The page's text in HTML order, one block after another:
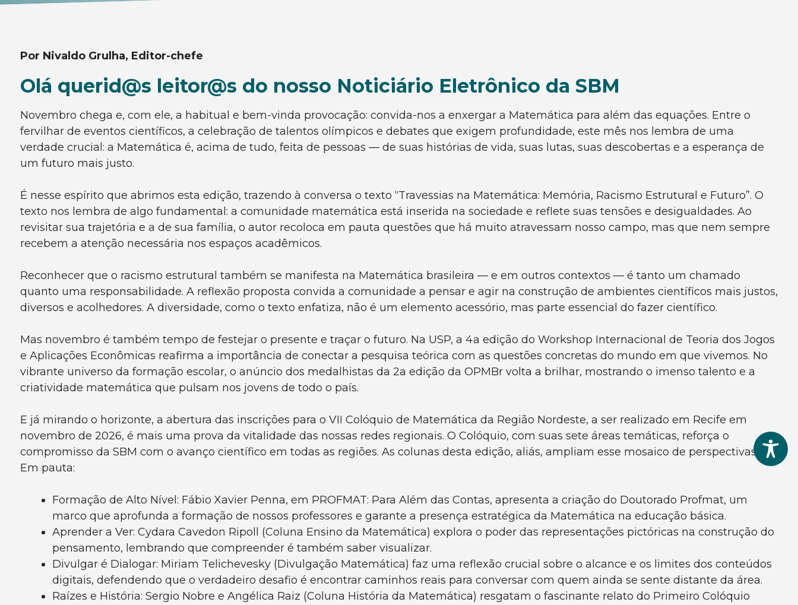
Por Nivaldo Grulha, Editor-chefe
Olá querid@s leitor@s do nosso Noticiário Eletrônico da SBM
Novembro chega e, com ele, a habitual e bem-vinda provocação: convida-nos a enxergar a Matemática para além das equações. Entre o
fervilhar de eventos científicos, a celebração de talentos olímpicos e debates que exigem profundidade, este mês nos lembra de uma
verdade crucial: a Matemática é, acima de tudo, feita de pessoas — de suas histórias de vida, suas lutas, suas descobertas e a esperança de
um futuro mais justo.
É nesse espírito que abrimos esta edição, trazendo à conversa o texto “Travessias na Matemática: Memória, Racismo Estrutural e Futuro”. O
texto nos lembra de algo fundamental: a comunidade matemática está inserida na sociedade e reflete suas tensões e desigualdades. Ao
revisitar sua trajetória e a de sua família, o autor recoloca em pauta questões que há muito atravessam nosso campo, mas que nem sempre
recebem a atenção necessária nos espaços acadêmicos.
Reconhecer que o racismo estrutural também se manifesta na Matemática brasileira — e em outros contextos — é tanto um chamado
quanto uma responsabilidade. A reflexão proposta convida a comunidade a pensar e agir na construção de ambientes científicos mais justos,
diversos e acolhedores. A diversidade, como o texto enfatiza, não é um elemento acessório, mas parte essencial do fazer científico.
Mas novembro é também tempo de festejar o presente e traçar o futuro. Na USP, a 4a edição do Workshop Internacional de Teoria dos Jogos
e Aplicações Econômicas reafirma a importância de conectar a pesquisa teórica com as questões concretas do mundo em que vivemos. No
vibrante universo da formação escolar, o anúncio dos medalhistas da 2a edição da OPMBr volta a brilhar, mostrando o imenso talento e a
criatividade matemática que pulsam nos jovens de todo o país.
E já mirando o horizonte, a abertura das inscrições para o VII Colóquio de Matemática da Região Nordeste, a ser realizado em Recife em
novembro de 2026, é mais uma prova da vitalidade das nossas redes regionais. O Colóquio, com suas sete áreas temáticas, reforça o
compromisso da SBM com o avanço científico em todas as regiões. As colunas desta edição, aliás, ampliam esse mosaico de perspectivas.
Em pauta:
Formação de Alto Nível: Fábio Xavier Penna, em PROFMAT: Para Além das Contas, apresenta a criação do Doutorado Profmat, um
marco que aprofunda a formação de nossos professores e garante a presença estratégica da Matemática na educação básica.
Aprender a Ver: Cydara Cavedon Ripoll (Coluna Ensino da Matemática) explora o poder das representações pictóricas na construção do
pensamento, lembrando que compreender é também saber visualizar.
Divulgar é Dialogar: Miriam Telichevesky (Divulgação Matemática) faz uma reflexão crucial sobre o alcance e os limites dos conteúdos
digitais, defendendo que o verdadeiro desafio é encontrar caminhos reais para conversar com quem ainda se sente distante da área.
Raízes e História: Sergio Nobre e Angélica Raiz (Coluna História da Matemática) resgatam o fascinante relato do Primeiro Colóquio